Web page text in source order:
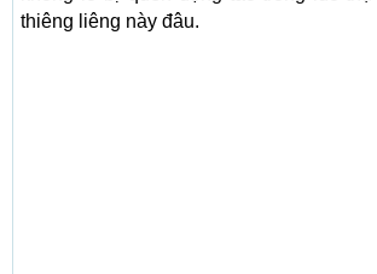
thiêng liêng này đâu.